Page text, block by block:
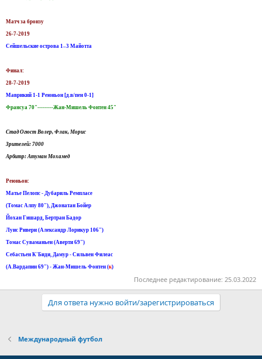
Матч за бронзу
26-7-2019
Сейшельские острова 1–3 Майотта
Финал:
28-7-2019
Маврикий 1-1 Реюньон [д.в/пен 0-1]
Франсуа 70"---------Жан-Мишель Фонтен 45"
Стад Огюст Волер, Флак, Морис
Зрителей: 7000
Арбитр: Атуман Мохамед
Реюньон:
Матье Пелопс - Дубариль Ремпласе
(Tомас Aлпу 80"), Джонатан Бойер
Йохан Гишард, Бертран Бадор
Луис Ривери (Александр Лорикур 106")
Томас Суваманьен (Аверти 69")
Себастьен К'Биди, Дамур - Сильвен Филеас
(A.Вардапин 69") - Жан-Мишель Фонтен (к)
Последнее редактирование: 25.03.2022
Для ответа нужно войти/зарегистрироваться
Международный футбол